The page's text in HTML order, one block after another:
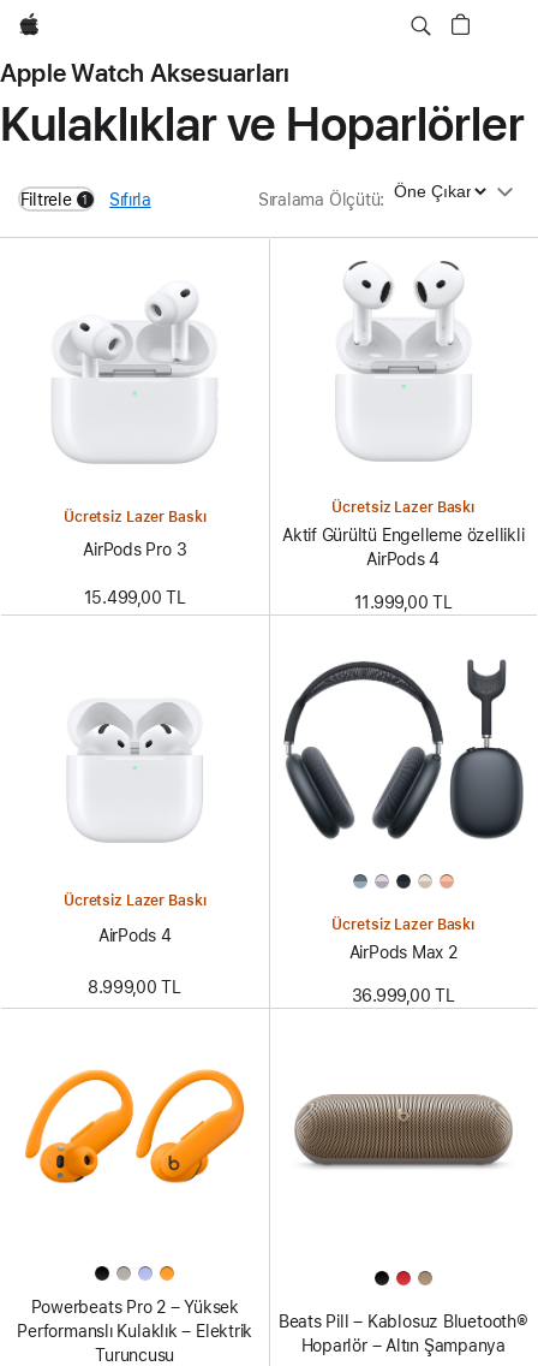
wzlhp
Apple Watch Aksesuarları
Kulaklıklar ve Hoparlörler
Filtrele 1
filters active
Sıfırla Sıralama Ölçütü: Sıralama Ölçütü
Ücretsiz Lazer Baskı
AirPods Pro 3
15.499,00 TL
Ücretsiz Lazer Baskı
Aktif Gürültü Engelleme özellikli
AirPods 4
11.999,00 TL
Ücretsiz Lazer Baskı
AirPods 4
8.999,00 TL
Ücretsiz Lazer Baskı
AirPods Max 2
36.999,00 TL
Powerbeats Pro 2 – Yüksek
Performanslı Kulaklık – Elektrik
Turuncusu
Beats Pill – Kablosuz Bluetooth®
Hoparlör – Altın Şampanya